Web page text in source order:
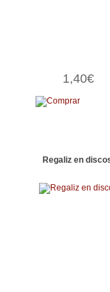
1,40€
Regaliz en